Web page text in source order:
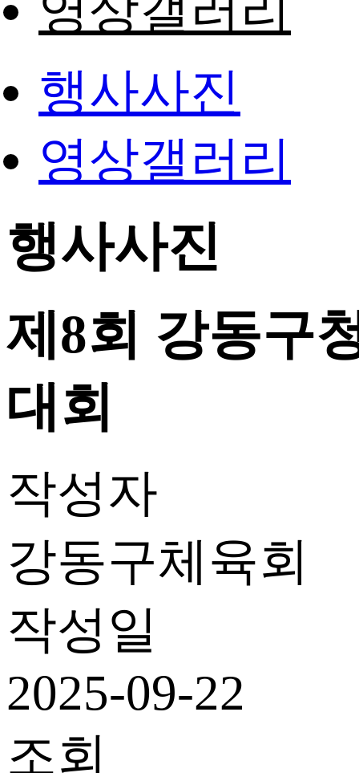
행사사진
영상갤러리
행사사진
제8회 강동구
대회
작성자
강동구체육회
작성일
2025-09-22
조회